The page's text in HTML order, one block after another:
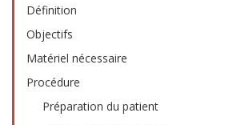
Définition
Objectifs
Matériel nécessaire
Procédure
Préparation du patient